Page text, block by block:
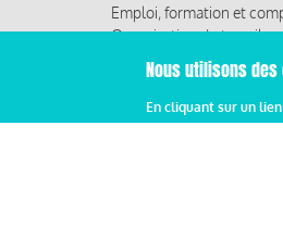
Emploi, formation et
Organisation du travail
Protection sociale
Relations sociales
Rémunération globale &
Santé au travail
Nous utilisons
En cliquant sur un